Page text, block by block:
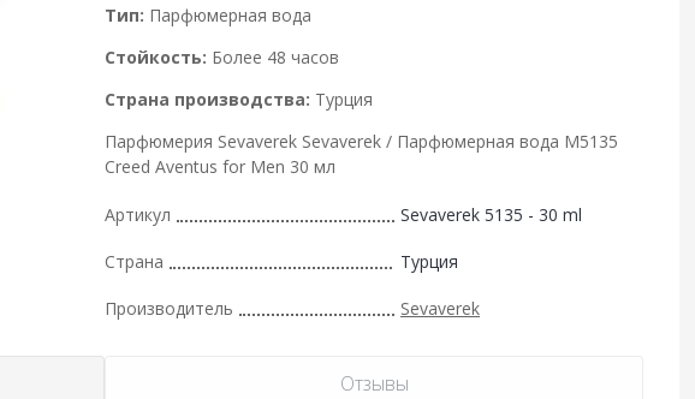
Тип: Парфюмерная вода
Стойкость: Более 48 часов
Страна производства: Турция
Парфюмерия Sevaverek Sevaverek / Парфюмерная вода M5135
Creed Aventus for Men 30 мл
Артикул Sevaverek 5135 - 30 ml
Страна Турция
Производитель Sevaverek
Отзывы